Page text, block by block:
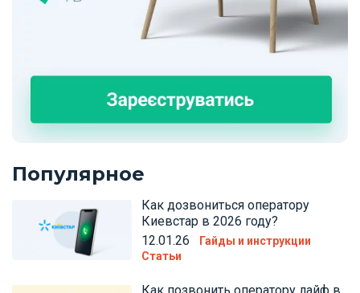
Популярное
Как дозвониться оператору
Киевстар в 2026 году?
12.01.26
Гайды и инструкции
Статьи